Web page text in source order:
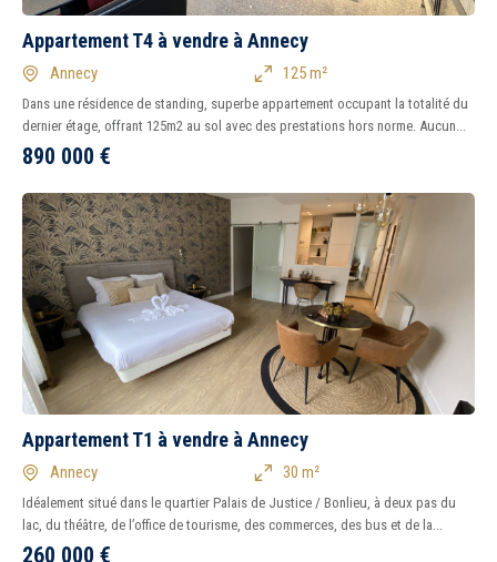
Appartement T4 à vendre à Annecy
Annecy 125 m²
Dans une résidence de standing, superbe appartement occupant la totalité du
dernier étage, offrant 125m2 au sol avec des prestations hors norme. Aucun...
890 000 €
Appartement T1 à vendre à Annecy
Annecy 30 m²
Idéalement situé dans le quartier Palais de Justice / Bonlieu, à deux pas du
lac, du théâtre, de l’office de tourisme, des commerces, des bus et de la...
260 000 €